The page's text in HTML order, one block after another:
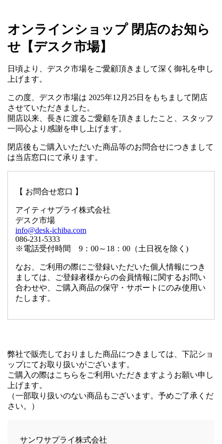
オンラインショップ 閉店のお知ら
せ【デスク市場】
日頃より、デスク市場をご愛顧頂きまして深く御礼を申し
上げます。
この度、デスク市場は 2025年12月25日をもちまして閉店
させていただきました。
開店以来、長きに渡るご愛顧を頂きましたこと、スタッフ
一同心より感謝を申し上げます。
閉店後もご購入いただいた商品等のお問合せにつきまして
は当店窓口にて承ります。
【 お問合せ窓口 】
アイティサプライ株式会社
デスク市場
info@desk-ichiba.com
086-231-5333
※電話受付時間 9：00～18：00（土日祝を除く)
なお、ご利用の際にご登録いただいた個人情報につき
ましては、ご登録者様からの会員情報に関するお問い
合わせや、ご購入商品の保守・サポートにのみ使用い
たします。
弊社で販売しておりました商品につきましては、下記ショ
ップにてお取り扱いがございます。
ご購入の際はこちらをご利用いただきますようお願い申し
上げます。
（一部取り扱いのない商品もございます。予めご了承くだ
さい。）
サンワサプライ株式会社